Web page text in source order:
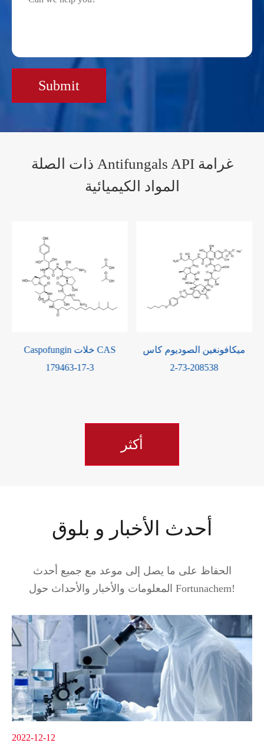
Submit
ذات الصلة Antifungals API غرامة
المواد الكيميائية
ميكافونغين الصوديوم كاس
208538-73-2
Bepotastine Besilate
190786-44-8
أكثر
أحدث الأخبار و بلوق
الحفاظ على ما يصل إلى موعد مع جميع أحدث
المعلومات والأخبار والأحداث حول Fortunachem!
2022-12-12